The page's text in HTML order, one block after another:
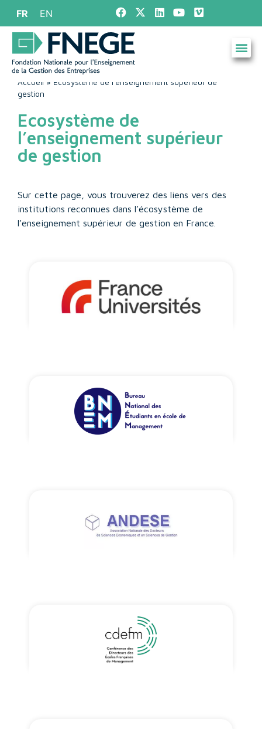
FR EN
Accueil » Ecosystème de l’enseignement supérieur de
gestion
Ecosystème de
l’enseignement supérieur
de gestion
Sur cette page, vous trouverez des liens vers des
institutions reconnues dans l’écosystème de
l’enseignement supérieur de gestion en France.